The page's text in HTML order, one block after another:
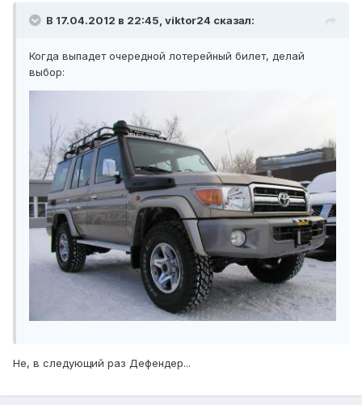
В 17.04.2012 в 22:45, viktor24 сказал:
Когда выпадет очередной лотерейный билет, делай
выбор:
Не, в следующий раз Дефендер...